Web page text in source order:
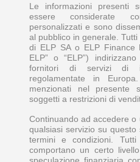
Le informazioni presenti
essere considerate
personalizzati e sono
al pubblico in generale.
di ELP SA o ELP Finance
ELP” o “ELP”)
fornitori di servizi di
regolamentate in
menzionati nel presente
soggetti a restrizioni di
Continuando ad accedere
qualsiasi servizio su
termini e condizioni. Tutti
comportano un certo
speculazione finanziaria